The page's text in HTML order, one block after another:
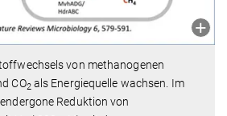
von methanogenen
CO2als Energiequelle wachsen. Im
Reduktion von